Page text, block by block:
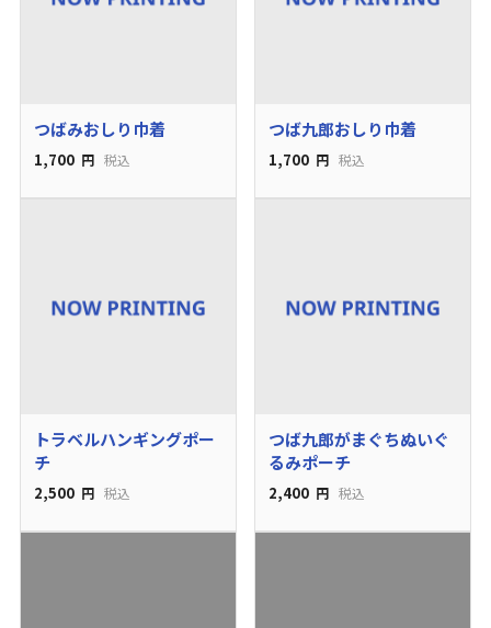
つばみおしり巾着
1,700 円 税込
つば九郎おしり巾着
1,700 円 税込
トラベルハンギングポー
チ
2,500 円 税込
つば九郎がまぐちぬいぐ
るみポーチ
2,400 円 税込